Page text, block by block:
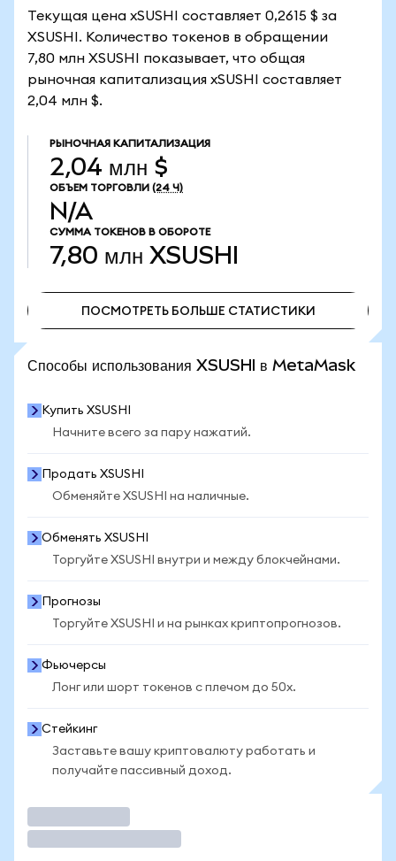
Текущая цена xSUSHI составляет 0,2615 $ за
XSUSHI. Количество токенов в обращении
7,80 млн XSUSHI показывает, что общая
рыночная капитализация xSUSHI составляет
2,04 млн $.
РЫНОЧНАЯ КАПИТАЛИЗАЦИЯ
2,04 млн $
ОБЪЕМ ТОРГОВЛИ (24 Ч)
N/A
СУММА ТОКЕНОВ В ОБОРОТЕ
7,80 млн XSUSHI
ПОСМОТРЕТЬ БОЛЬШЕ СТАТИСТИКИ
Способы использования XSUSHI в MetaMask
Купить XSUSHI
Начните всего за пару нажатий.
Продать XSUSHI
Обменяйте XSUSHI на наличные.
Обменять XSUSHI
Торгуйте XSUSHI внутри и между блокчейнами.
Прогнозы
Торгуйте XSUSHI и на рынках криптопрогнозов.
Фьючерсы
Лонг или шорт токенов с плечом до 50x.
Стейкинг
Заставьте вашу криптовалюту работать и
получайте пассивный доход.